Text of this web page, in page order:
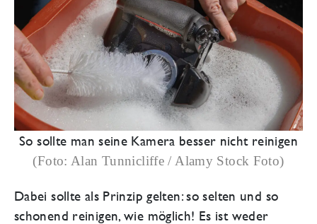
So sollte man seine Kamera besser nicht reinigen
(Foto: Alan Tunnicliffe / Alamy Stock Foto)
Dabei sollte als Prinzip gelten: so selten und so
schonend reinigen, wie möglich! Es ist weder